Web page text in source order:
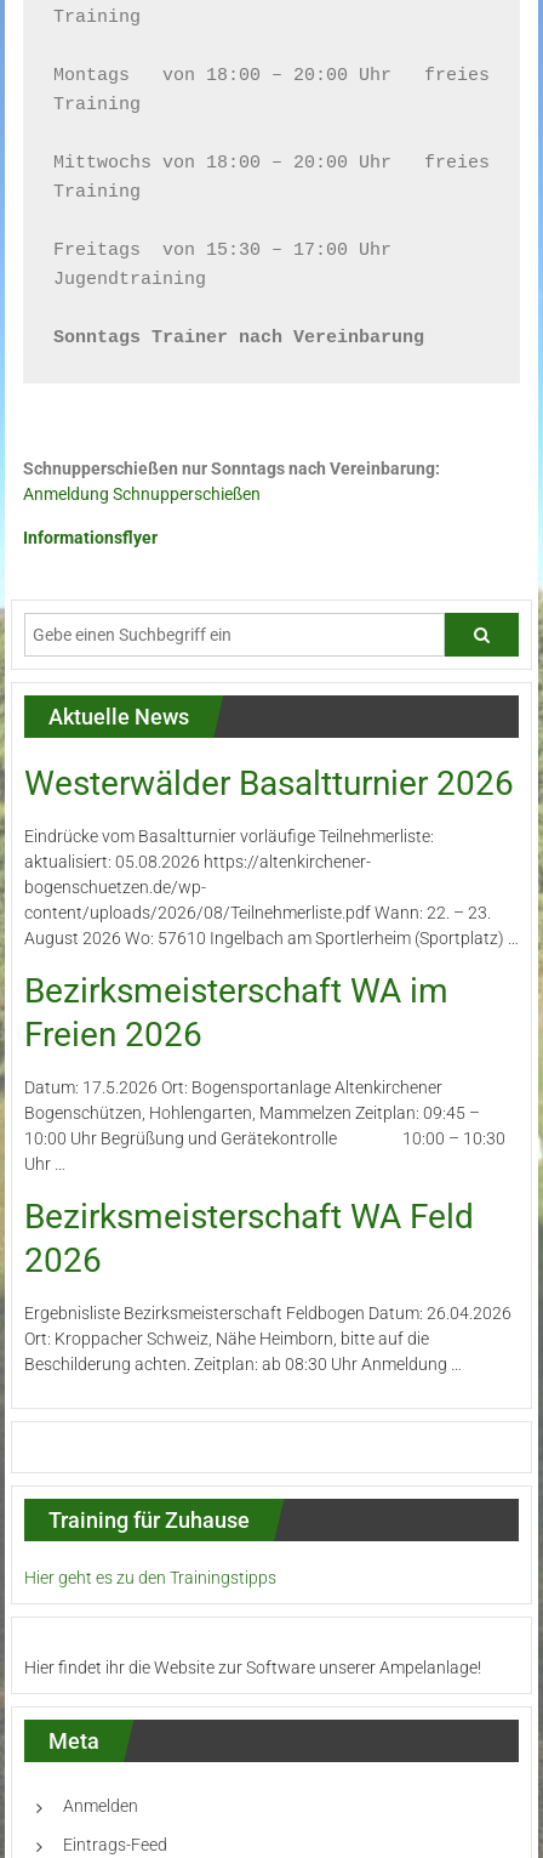
Training
Montags   von 18:00 – 20:00 Uhr   freies
Training
Mittwochs von 18:00 – 20:00 Uhr   freies
Training
Freitags  von 15:30 – 17:00 Uhr
Jugendtraining
Sonntags Trainer nach Vereinbarung
Schnupperschießen nur Sonntags nach Vereinbarung:
Anmeldung Schnupperschießen
Informationsflyer
Aktuelle News
Westerwälder Basaltturnier 2026
Eindrücke vom Basaltturnier vorläufige Teilnehmerliste:
aktualisiert: 05.08.2026 https://altenkirchener-
bogenschuetzen.de/wp-
content/uploads/2026/08/Teilnehmerliste.pdf Wann: 22. – 23.
August 2026 Wo: 57610 Ingelbach am Sportlerheim (Sportplatz) …
Bezirksmeisterschaft WA im
Freien 2026
Datum: 17.5.2026 Ort: Bogensportanlage Altenkirchener
Bogenschützen, Hohlengarten, Mammelzen Zeitplan: 09:45 –
10:00 Uhr Begrüßung und Gerätekontrolle 10:00 – 10:30
Uhr …
Bezirksmeisterschaft WA Feld
2026
Ergebnisliste Bezirksmeisterschaft Feldbogen Datum: 26.04.2026
Ort: Kroppacher Schweiz, Nähe Heimborn, bitte auf die
Beschilderung achten. Zeitplan: ab 08:30 Uhr Anmeldung …
Training für Zuhause
Hier geht es zu den Trainingstipps
Hier findet ihr die Website zur Software unserer Ampelanlage!
Meta
Anmelden
Eintrags-Feed